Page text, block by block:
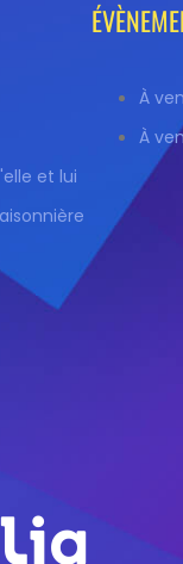
et lui
À
À